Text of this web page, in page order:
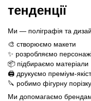
тенденції
Ми — поліграфія та
🎨 створюємо макети
✨ розробляємо
📦 підбираємо матеріали
🖨 друкуємо преміум-
🔪 робимо фігурну
Ми допомагаємо брендам